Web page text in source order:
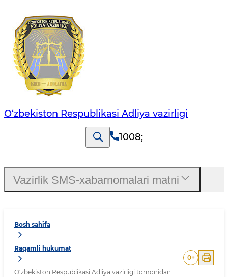
O‘zbekiston Respublikasi Adliya vazirligi
1008;
Bosh sahifa
Raqamli hukumat
O‘zbekiston Respublikasi Adliya vazirligi tomonidan
0+
Vazirlik SMS-xabarnomalari matni